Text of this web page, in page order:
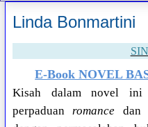
Linda Bonmartini
E-Book NOVEL
Kisah dalam novel ini
perpaduanromance dan